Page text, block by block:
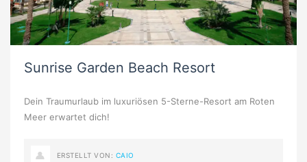
Sunrise Garden Beach Resort
Dein Traumurlaub im luxuriösen 5-Sterne-Resort am Roten
Meer erwartet dich!
ERSTELLT VON: CAIO